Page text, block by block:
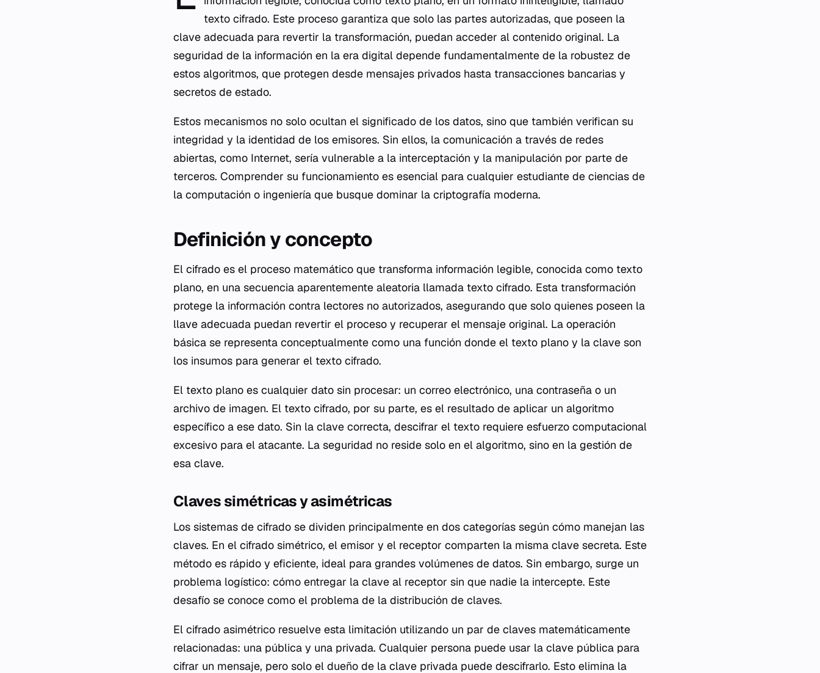
texto cifrado. Este proceso garantiza que solo las partes autorizadas, que poseen la
clave adecuada para revertir la transformación, puedan acceder al contenido original. La
seguridad de la información en la era digital depende fundamentalmente de la robustez de
estos algoritmos, que protegen desde mensajes privados hasta transacciones bancarias y
secretos de estado.
Estos mecanismos no solo ocultan el significado de los datos, sino que también verifican su
integridad y la identidad de los emisores. Sin ellos, la comunicación a través de redes
abiertas, como Internet, sería vulnerable a la interceptación y la manipulación por parte de
terceros. Comprender su funcionamiento es esencial para cualquier estudiante de ciencias de
la computación o ingeniería que busque dominar la criptografía moderna.
Definición y concepto
El cifrado es el proceso matemático que transforma información legible, conocida como texto
plano, en una secuencia aparentemente aleatoria llamada texto cifrado. Esta transformación
protege la información contra lectores no autorizados, asegurando que solo quienes poseen la
llave adecuada puedan revertir el proceso y recuperar el mensaje original. La operación
básica se representa conceptualmente como una función donde el texto plano y la clave son
los insumos para generar el texto cifrado.
El texto plano es cualquier dato sin procesar: un correo electrónico, una contraseña o un
archivo de imagen. El texto cifrado, por su parte, es el resultado de aplicar un algoritmo
específico a ese dato. Sin la clave correcta, descifrar el texto requiere esfuerzo computacional
excesivo para el atacante. La seguridad no reside solo en el algoritmo, sino en la gestión de
esa clave.
Claves simétricas y asimétricas
Los sistemas de cifrado se dividen principalmente en dos categorías según cómo manejan las
claves. En el cifrado simétrico, el emisor y el receptor comparten la misma clave secreta. Este
método es rápido y eficiente, ideal para grandes volúmenes de datos. Sin embargo, surge un
problema logístico: cómo entregar la clave al receptor sin que nadie la intercepte. Este
desafío se conoce como el problema de la distribución de claves.
El cifrado asimétrico resuelve esta limitación utilizando un par de claves matemáticamente
relacionadas: una pública y una privada. Cualquier persona puede usar la clave pública para
cifrar un mensaje, pero solo el dueño de la clave privada puede descifrarlo. Esto elimina la